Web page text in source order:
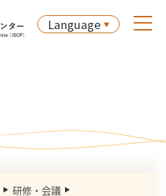
Language
研修・会議